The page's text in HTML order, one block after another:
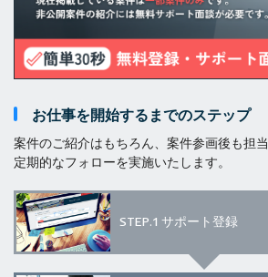
お仕事を開始するまでのステップ
案件のご紹介はもちろん、案件参画後も担
定期的なフォローを実施いたします。
STEP.1 サポート登録